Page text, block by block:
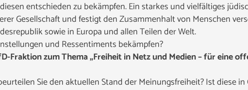
entschieden zu bekämpfen. Ein starkes und vielfältiges
Gesellschaft und festigt den Zusammenhalt von Menschen
sowie in Europa und allen Teilen der Welt.
und Ressentiments bekämpfen?
Fraktion zum Thema „Freiheit in Netz und Medien – für eine
Sie den aktuellen Stand der Meinungsfreiheit? Ist diese in